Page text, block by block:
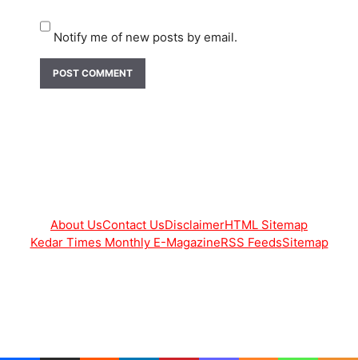
Notify me of new posts by email.
About UsContact UsDisclaimerHTML Sitemap
Kedar Times Monthly E-MagazineRSS FeedsSitemap